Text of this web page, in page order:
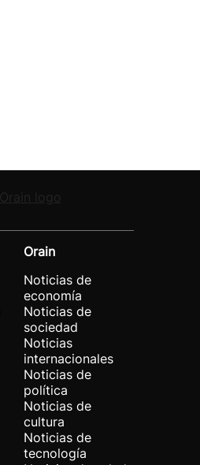
Orain
Noticias de
economía
Noticias de
sociedad
Noticias
internacionales
Noticias de
política
Noticias de
cultura
Noticias de
tecnología